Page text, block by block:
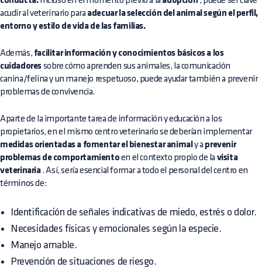
acudir al veterinario para adecuar la selección del animal según el perfil,
entorno y estilo de vida de las familias.
Además, facilitar información y conocimientos básicos a los
cuidadores sobre cómo aprenden sus animales, la comunicación
canina/felina y un manejo respetuoso, puede ayudar también a prevenir
problemas de convivencia.
Aparte de la importante tarea de información y educación a los
propietarios, en el mismo centro veterinario se deberían implementar
medidas orientadas a fomentar el bienestar animal y a prevenir
problemas de comportamiento en el contexto propio de la visita
veterinaria. Así, sería esencial formar a todo el personal del centro en
términos de:
Identificación de señales indicativas de miedo, estrés o dolor.
Necesidades físicas y emocionales según la especie.
Manejo amable.
Prevención de situaciones de riesgo.